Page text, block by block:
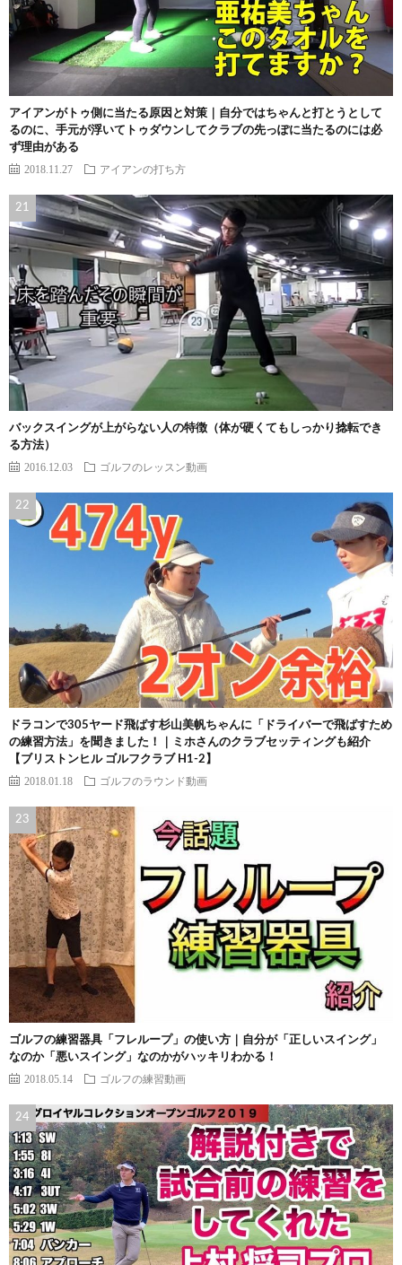
アイアンがトゥ側に当たる原因と対策｜自分ではちゃんと打とうとして
るのに、手元が浮いてトゥダウンしてクラブの先っぽに当たるのには必
ず理由がある
2018.11.27 アイアンの打ち方
バックスイングが上がらない人の特徴（体が硬くてもしっかり捻転でき
る方法）
2016.12.03 ゴルフのレッスン動画
ドラコンで305ヤード飛ばす杉山美帆ちゃんに「ドライバーで飛ばすため
の練習方法」を聞きました！｜ミホさんのクラブセッティングも紹介
【ブリストンヒル ゴルフクラブ H1-2】
2018.01.18 ゴルフのラウンド動画
ゴルフの練習器具「フレループ」の使い方｜自分が「正しいスイング」
なのか「悪いスイング」なのかがハッキリわかる！
2018.05.14 ゴルフの練習動画